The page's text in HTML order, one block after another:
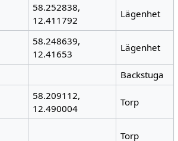
58.252838,
12.411792
Lägenhet
58.248639,
12.41653
Lägenhet
Backstuga
58.209112,
12.490004
Torp
Torp